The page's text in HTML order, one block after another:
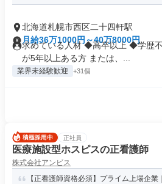
北海道札幌市西区二十四軒駅
月給36万1000円～40万8000円
求めている人材 ◆高卒以上 ◆学歴
が5年以上ある方 または、...
業界未経験歓迎 +31個
正社員
医療施設型ホスピスの正看護師
株式会社アンビス
【正看護師資格必須】プライム上場企